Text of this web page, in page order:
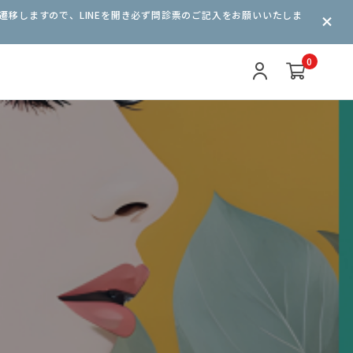
しますので、LINEを開き必ず問診票のご記入をお願いいたしま
0